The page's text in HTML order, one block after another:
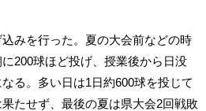
みを行った。夏の大会前などの時
200球ほど投げ、授業後から日没
る。多い日は1日約600球を投じて
たせず、最後の夏は県大会2回戦敗